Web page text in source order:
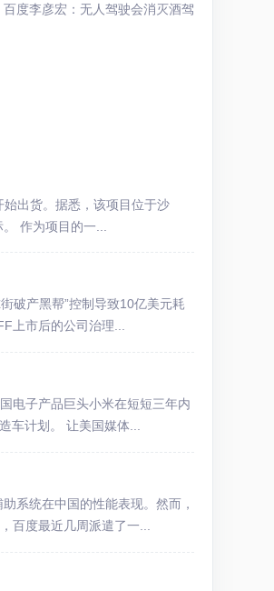
百度李彦宏：无人驾驶会消灭酒驾
出货。据悉，该项目位于沙
作为项目的一...
破产黑帮”控制导致10亿美元耗
上市后的公司治理...
电子产品巨头小米在短短三年内
车计划。 让美国媒体...
系统在中国的性能表现。然而，
百度最近几周派遣了一...